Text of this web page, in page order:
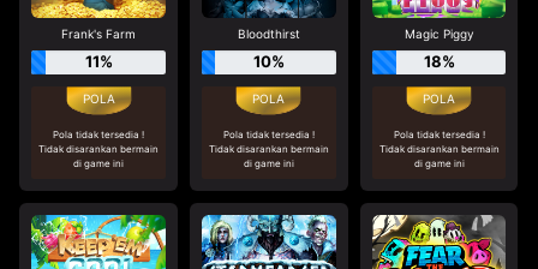
Frank's Farm
11%
Pola tidak tersedia !
Tidak disarankan bermain
di game ini
Bloodthirst
10%
Pola tidak tersedia !
Tidak disarankan bermain
di game ini
Magic Piggy
18%
Pola tidak tersedia !
Tidak disarankan bermain
di game ini